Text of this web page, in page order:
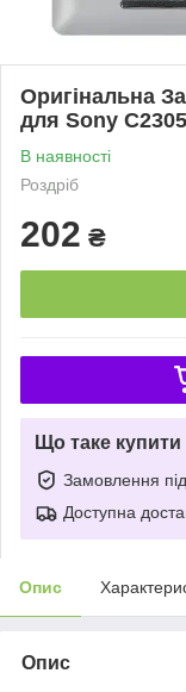
Оригінальна
для Sony
В наявності
Роздріб
202 ₴
Що таке
Замовлення
Доступна
Опис
Опис